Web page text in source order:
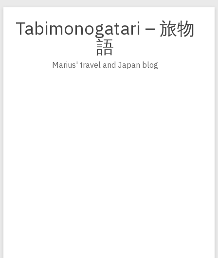
Inhalt
springen
Tabimonogatari – 旅物
語
Marius' travel and Japan blog